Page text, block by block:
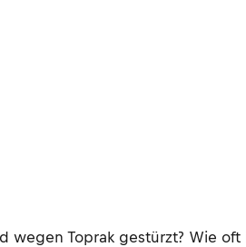
wegen Toprak gestürzt? Wie